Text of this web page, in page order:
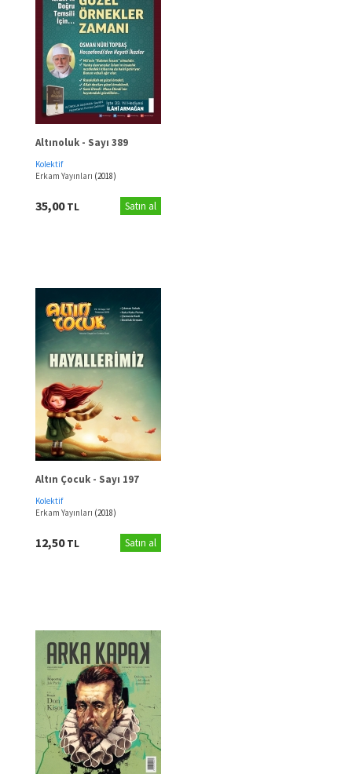
Altınoluk - Sayı 389
Kolektif
Erkam Yayınları (2018)
35,00TL Satın al
Altın Çocuk - Sayı 197
Kolektif
Erkam Yayınları (2018)
12,50TL Satın al